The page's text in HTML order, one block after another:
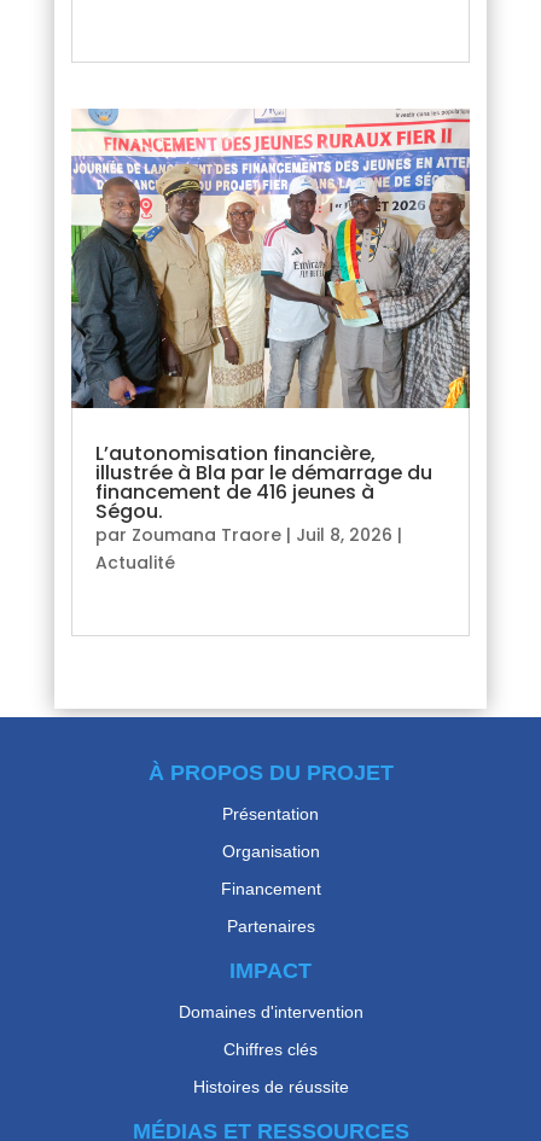
L’autonomisation financière,
illustrée à Bla par le démarrage du
financement de 416 jeunes à
Ségou.
par Zoumana Traore| Juil 8, 2026 |
Actualité
À PROPOS DU PROJET
Présentation
Organisation
Financement
Partenaires
IMPACT
Domaines d'intervention
Chiffres clés
Histoires de réussite
MÉDIAS ET RESSOURCES